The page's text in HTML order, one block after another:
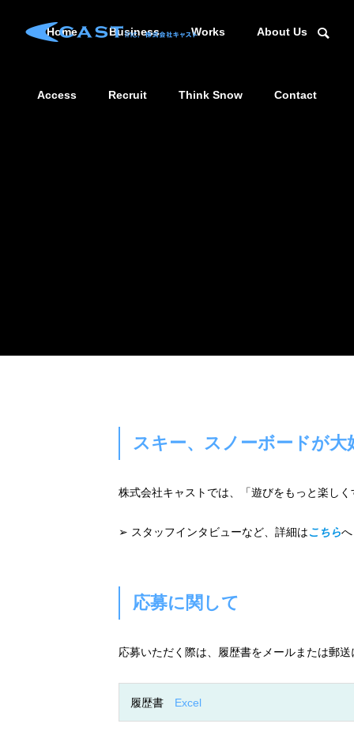
Home Business Works About Us
Access Recruit Think Snow Contact
スキー、スノーボードが
株式会社キャストでは、「遊びをもっと楽し
➢ スタッフインタビューなど、詳細はこちらへ
応募に関して
応募いただく際は、履歴書をメールまたは郵
履歴書 Excel